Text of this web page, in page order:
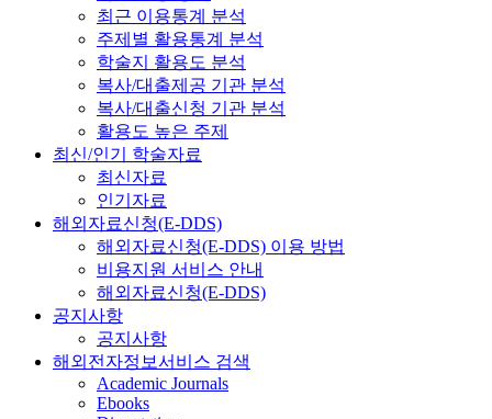
최근 이용통계 분석
주제별 활용통계 분석
학술지 활용도 분석
복사/대출제공 기관 분석
복사/대출신청 기관 분석
활용도 높은 주제
최신/인기 학술자료
최신자료
인기자료
해외자료신청(E-DDS)
해외자료신청(E-DDS) 이용 방법
비용지원 서비스 안내
해외자료신청(E-DDS)
공지사항
공지사항
해외전자정보서비스 검색
Academic Journals
Ebooks